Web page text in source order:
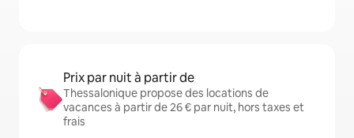
Prix par nuit à partir de
Thessalonique propose des locations de
vacances à partir de 26 € par nuit, hors taxes et
frais